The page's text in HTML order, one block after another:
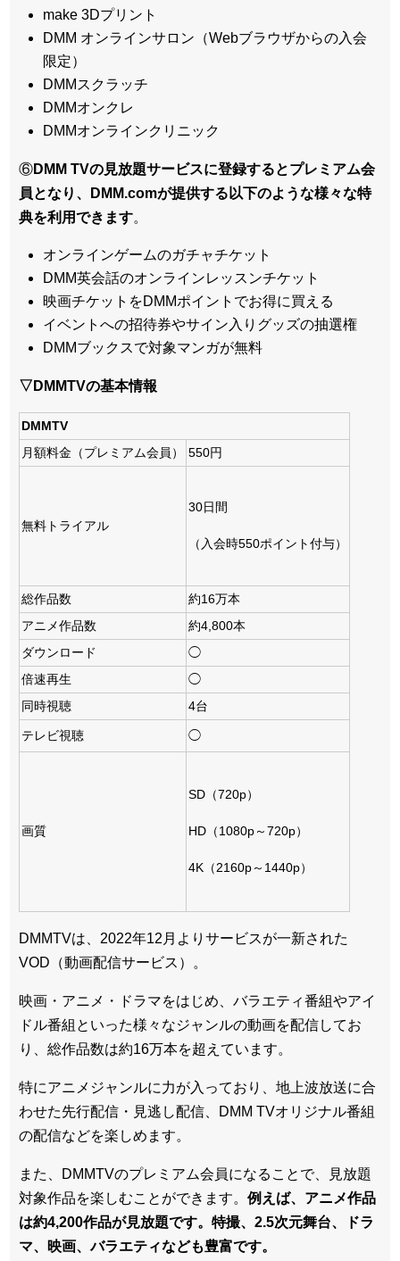
make 3Dプリント
DMM オンラインサロン（Webブラウザからの入会
限定）
DMMスクラッチ
DMMオンクレ
DMMオンラインクリニック
⑥DMM TVの見放題サービスに登録するとプレミアム会
員となり、DMM.comが提供する以下のような様々な特
典を利用できます。
オンラインゲームのガチャチケット
DMM英会話のオンラインレッスンチケット
映画チケットをDMMポイントでお得に買える
イベントへの招待券やサイン入りグッズの抽選権
DMMブックスで対象マンガが無料
▽DMMTVの基本情報
DMMTV
月額料金（プレミアム会員）
550円
無料トライアル
30日間
（入会時550ポイント付与）
総作品数
約16万本
アニメ作品数
約4,800本
ダウンロード
◯
倍速再生
◯
同時視聴
4台
テレビ視聴 ◯
画質
SD（720p）
HD（1080p～720p）
4K（2160p～1440p）
DMMTVは、2022年12月よりサービスが一新された
VOD（動画配信サービス）。
映画・アニメ・ドラマをはじめ、バラエティ番組やアイ
ドル番組といった様々なジャンルの動画を配信してお
り、総作品数は約16万本を超えています。
特にアニメジャンルに力が入っており、地上波放送に合
わせた先行配信・見逃し配信、DMM TVオリジナル番組
の配信などを楽しめます。
また、DMMTVのプレミアム会員になることで、見放題
対象作品を楽しむことができます。 例えば、アニメ作品
は約4,200作品が見放題です。特撮、2.5次元舞台、ドラ
マ、映画、バラエティなども豊富です。